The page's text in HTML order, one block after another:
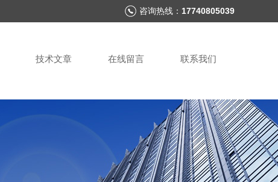
咨询热线： 17740805039
技术文章 在线留言 联系我们